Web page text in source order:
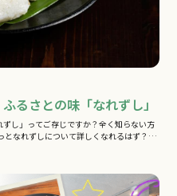
るさとの味「なれずし」
し」ってご存じですか？全く知らない方
となれずしについて詳しくなれるはず？…